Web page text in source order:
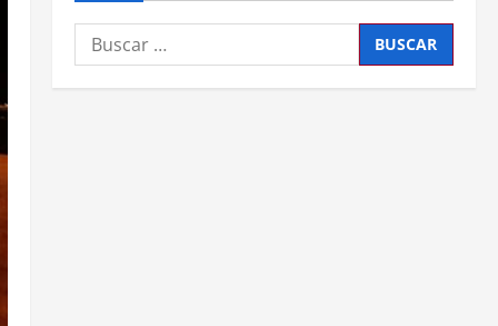
Buscar: